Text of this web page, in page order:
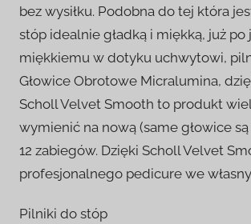
bez wysiłku. Podobna do tej która
stóp idealnie gładką i miękką, już
miękkiemu w dotyku uchwytowi,
Głowice Obrotowe Micralumina,
Scholl Velvet Smooth to produkt
wymienić na nową (same głowice
12 zabiegów. Dzięki Scholl Velvet
profesjonalnego pedicure we
Pilniki do stóp